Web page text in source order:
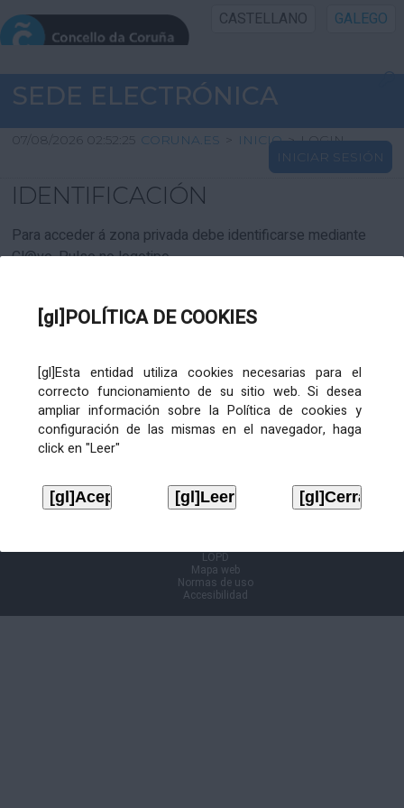
[gl]POLÍTICA DE COOKIES
[gl]Esta entidad utiliza cookies necesarias para el
correcto funcionamiento de su sitio web. Si desea
ampliar información sobre la Política de cookies y
configuración de las mismas en el navegador, haga
click en "Leer"
CASTELLANO GALEGO
INICIO SEDE
INICIO
INFORMACIÓN PÚBLICA
CARTAFOL CIDADÁN
SEDE ELECTRÓNICA
07/08/2026 02:52:25 CORUNA.ES > INICIO > LOGIN
INICIAR SESIÓN
IDENTIFICACIÓN
Para acceder á zona privada debe identificarse mediante
Cl@ve. Pulse no logotipo
LOPD
Mapa web
Normas de uso
Accesibilidad